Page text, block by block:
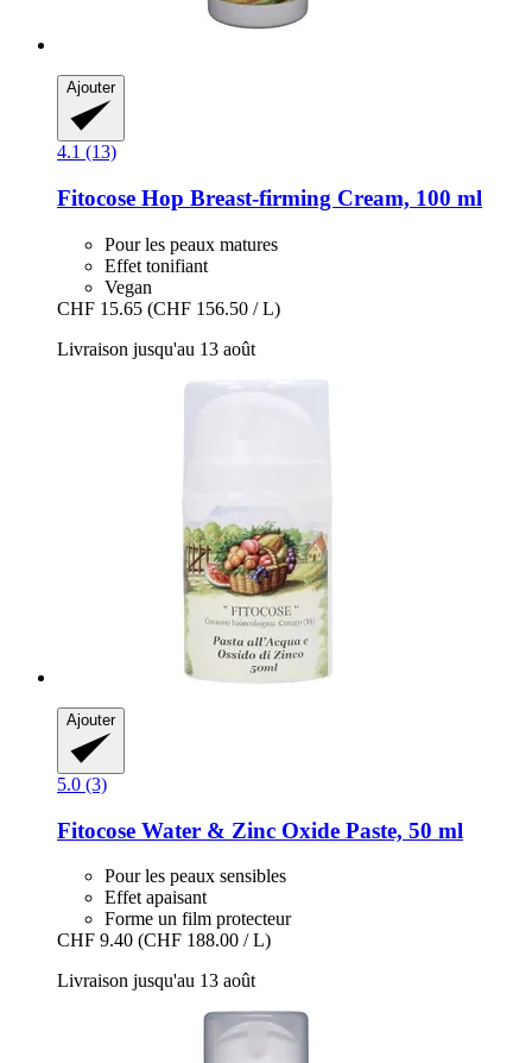
Ajouter
4.1 (13)
Fitocose Hop Breast-​firming Cream, 100 ml
Pour les peaux matures
Effet tonifiant
Vegan
CHF 15.65 (CHF 156.50 / L)
Livraison jusqu'au 13 août
Ajouter
5.0 (3)
Fitocose Water & Zinc Oxide Paste, 50 ml
Pour les peaux sensibles
Effet apaisant
Forme un film protecteur
CHF 9.40 (CHF 188.00 / L)
Livraison jusqu'au 13 août